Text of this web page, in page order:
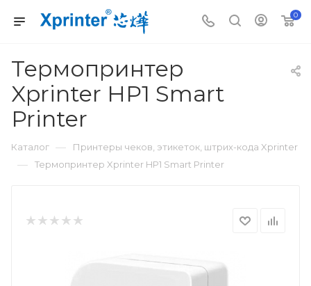
0
Термопринтер
Xprinter HP1 Smart
Printer
Каталог — Принтеры чеков, этикеток, штрих-кода Xprinter
— Термопринтер Xprinter HP1 Smart Printer